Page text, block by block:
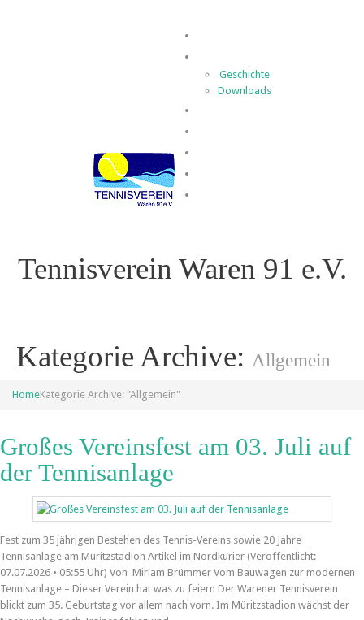
Geschichte
Downloads
Tennisverein Waren 91 e.V.
Kategorie Archive: Allgemein
HomeKategorie Archive: "Allgemein"
Großes Vereinsfest am 03. Juli auf
der Tennisanlage
Fest zum 35 jährigen Bestehen des Tennis-Vereins sowie 20 Jahre
Tennisanlage am Müritzstadion Artikel im Nordkurier (Veröffentlicht:
07.07.2026 • 05:55 Uhr) Von Miriam Brümmer Vom Bauwagen zur modernen
Tennisanlage – Dieser Verein hat was zu feiern Der Warener Tennisverein
blickt zum 35. Geburtstag vor allem nach vorn. Im Müritzstadion wächst der